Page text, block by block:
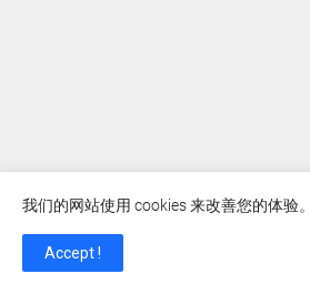
我们的网站使用 cookies 来改善您的体验。
Accept !